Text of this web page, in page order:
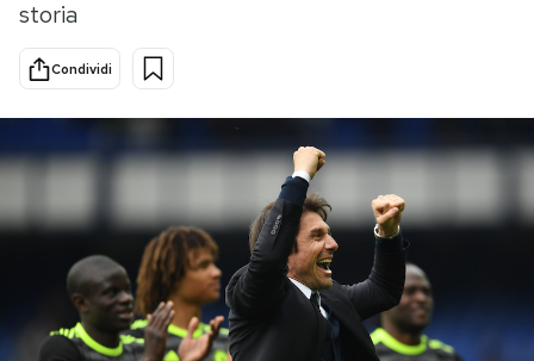
Sport
PODCAST
NEWSLETTER
I MIEI PREFERITI
storia
Condividi